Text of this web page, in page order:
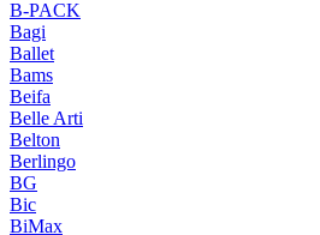
B-PACK
Bagi
Ballet
Bams
Beifa
Belle Arti
Belton
Berlingo
BG
Bic
BiMax